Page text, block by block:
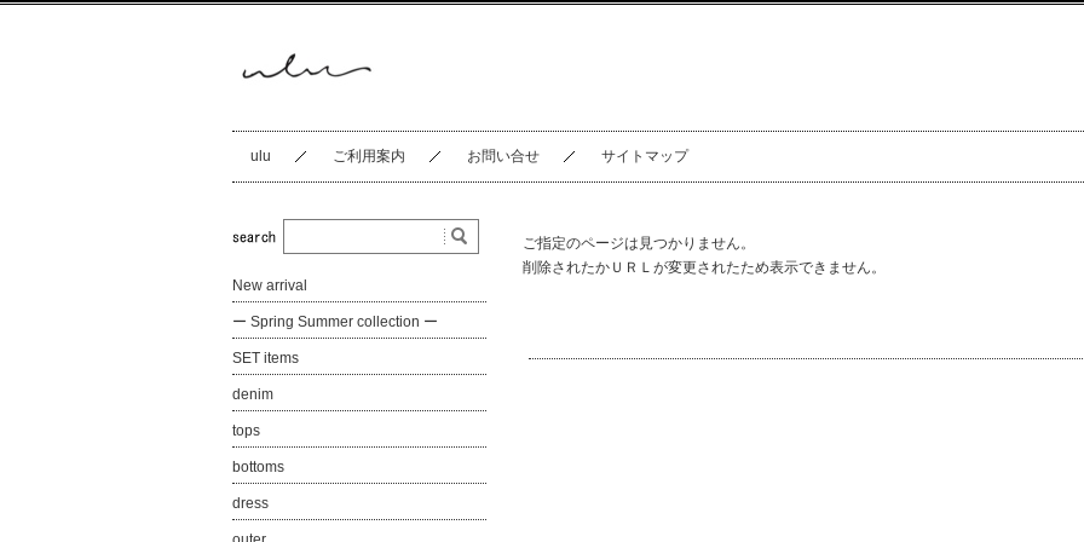
ulu ご利用案内 お問い合せ サイトマップ
ご指定のページは見つかりません。
削除されたかＵＲＬが変更されたため表示できません。
New arrival
ー Spring Summer collection ー
SET items
denim
tops
bottoms
dress